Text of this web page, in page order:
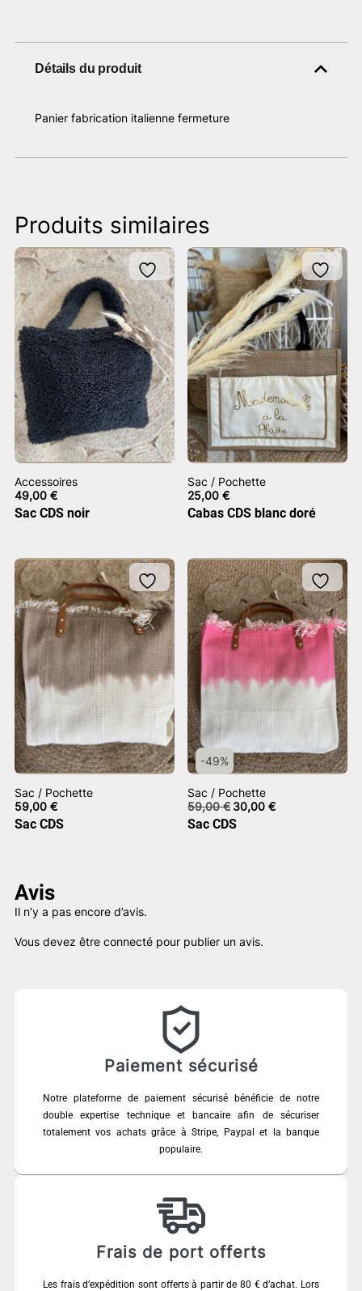
Détails du produit
Panier fabrication italienne fermeture
Produits similaires
Accessoires
49,00 €
Sac CDS noir
Sac / Pochette
25,00€
Cabas CDS blanc doré
Sac / Pochette
59,00 €
Sac CDS
-49%
Sac / Pochette
59,00€ Le
prix
initial
30,00€Le
Sac CDS
Avis
Il n’y a pas encore d’avis.
Vous devez être connecté pour publier un avis.
Paiement sécurisé
Notre plateforme de paiement sécurisé bénéficie de notre
double expertise technique et bancaire afin de sécuriser
totalement vos achats grâce à Stripe, Paypal et la banque
populaire.
Frais de port offerts
Les frais d’expédition sont offerts à partir de 80 € d’achat. Lors